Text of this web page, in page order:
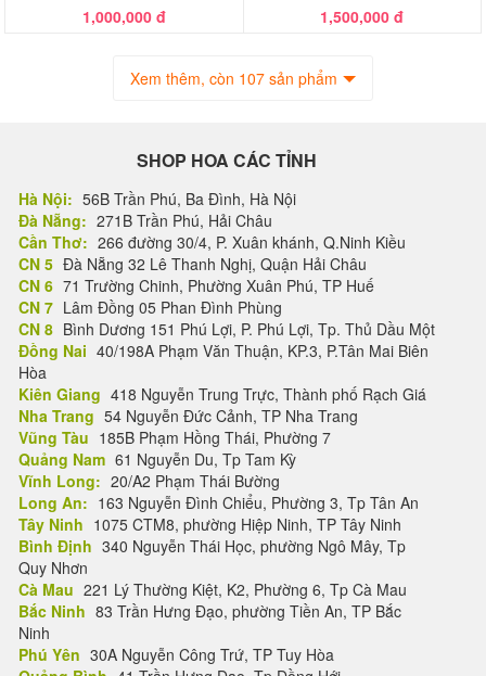
1,000,000 đ 1,500,000 đ
Xem thêm, còn 107 sản phẩm
SHOP HOA CÁC TỈNH
Hà Nội: 56B Trần Phú, Ba Đình, Hà Nội
Đà Nẵng: 271B Trần Phú, Hải Châu
Cần Thơ: 266 đường 30/4, P. Xuân khánh, Q.Ninh Kiều
CN 5 Đà Nẵng 32 Lê Thanh Nghị, Quận Hải Châu
CN 6 71 Trường Chinh, Phường Xuân Phú, TP Huế
CN 7 Lâm Đồng 05 Phan Đình Phùng
CN 8 Bình Dương 151 Phú Lợi, P. Phú Lợi, Tp. Thủ Dầu Một
Đồng Nai 40/198A Phạm Văn Thuận, KP.3, P.Tân Mai Biên
Hòa
Kiên Giang 418 Nguyễn Trung Trực, Thành phố Rạch Giá
Nha Trang 54 Nguyễn Đức Cảnh, TP Nha Trang
Vũng Tàu 185B Phạm Hồng Thái, Phường 7
Quảng Nam 61 Nguyễn Du, Tp Tam Kỳ
Vĩnh Long: 20/A2 Phạm Thái Bường
Long An: 163 Nguyễn Đình Chiểu, Phường 3, Tp Tân An
Tây Ninh 1075 CTM8, phường Hiệp Ninh, TP Tây Ninh
Bình Định 340 Nguyễn Thái Học, phường Ngô Mây, Tp
Quy Nhơn
Cà Mau 221 Lý Thường Kiệt, K2, Phường 6, Tp Cà Mau
Bắc Ninh 83 Trần Hưng Đạo, phường Tiền An, TP Bắc
Ninh
Phú Yên 30A Nguyễn Công Trứ, TP Tuy Hòa